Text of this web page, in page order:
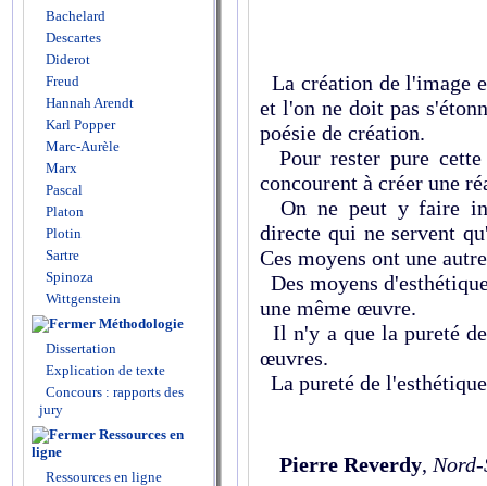
Bachelard
Descartes
Diderot
Freud
Hannah Arendt
Karl Popper
Marc-Aurèle
Marx
Pascal
Platon
Plotin
Sartre
Spinoza
Wittgenstein
Méthodologie
Dissertation
Explication de texte
Concours : rapports des
jury
Ressources en
ligne
Ressources en ligne
La création de l'image
et l'on ne doit pas
poésie de création.
Pour rester pure cette
concourent à créer une
On ne peut y faire
directe qui ne servent
Ces moyens ont une
Des moyens
une même œuvre.
Il n'y a que la pureté
œuvres.
La pureté de
Pierre Reverdy, Nord-